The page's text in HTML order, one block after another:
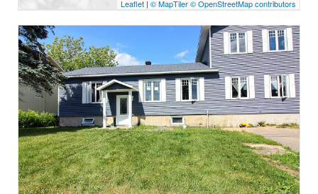
Leaflet | © MapTiler© OpenStreetMap contributors